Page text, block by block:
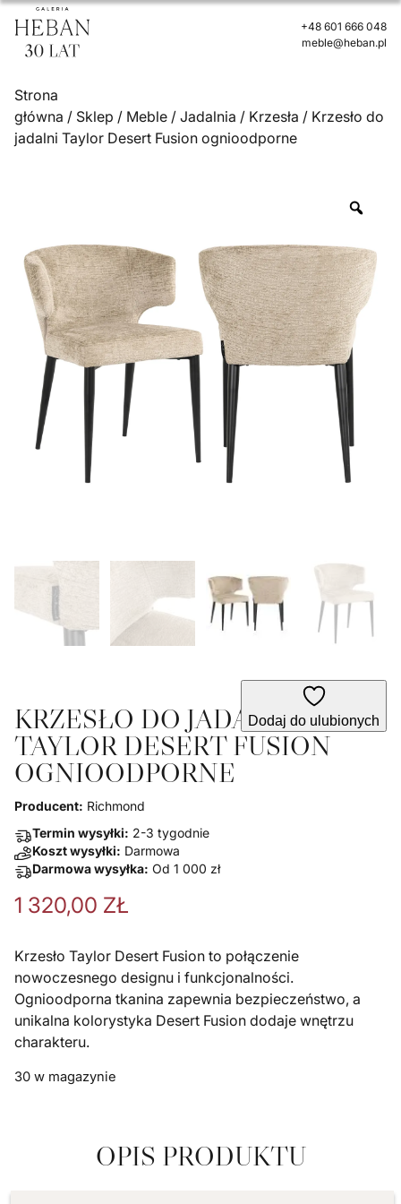
+48 601 666 048
meble@heban.pl
Strona
główna / Sklep / Meble / Jadalnia / Krzesła / Krzesło do
jadalni Taylor Desert Fusion ognioodporne
Dodaj do ulubionych
KRZESŁO DO JADALNI
TAYLOR DESERT FUSION
OGNIOODPORNE
Producent: Richmond
Termin wysyłki: 2-3 tygodnie
Koszt wysyłki: Darmowa
Darmowa wysyłka: Od 1 000 zł
1 320,00 ZŁ
Krzesło Taylor Desert Fusion to połączenie
nowoczesnego designu i funkcjonalności.
Ognioodporna tkanina zapewnia bezpieczeństwo, a
unikalna kolorystyka Desert Fusion dodaje wnętrzu
charakteru.
30 w magazynie
OPIS PRODUKTU